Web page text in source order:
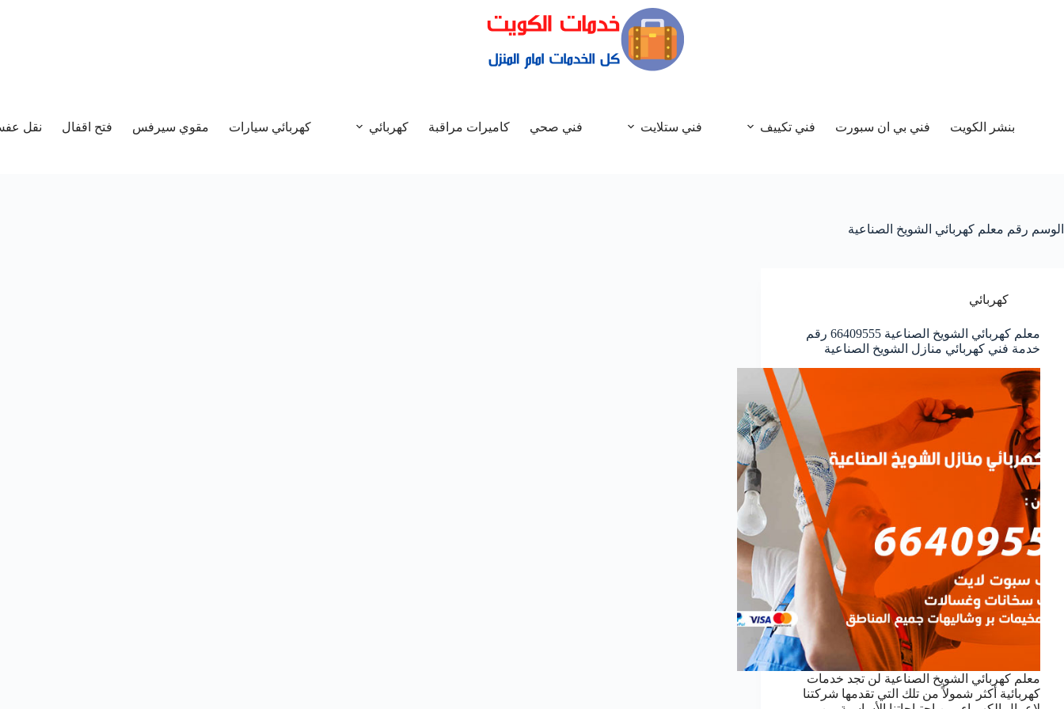
بنشر الكويت فني بي ان سبورت فني تكييف فني ستلايت فني صحي كاميرات مراقبة كهربائي كهربائي سيارات مقوي سيرفس فتح اقفال نقل
الوسم رقم معلم كهربائي الشويخ الصناعية
كهربائي
معلم كهربائي الشويخ الصناعية 66409555 رقم
خدمة فني كهربائي منازل الشويخ الصناعية
معلم كهربائي الشويخ الصناعية لن تجد خدمات
كهربائية أكثر شمولاً من تلك التي تقدمها شركتنا